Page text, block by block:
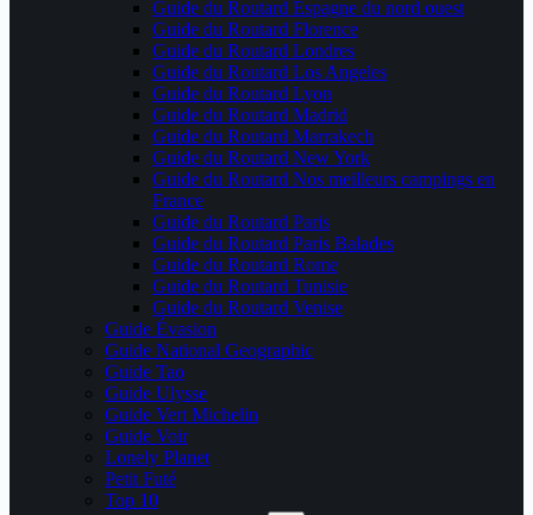
Guide du Routard Espagne du nord ouest
Guide du Routard Florence
Guide du Routard Londres
Guide du Routard Los Angeles
Guide du Routard Lyon
Guide du Routard Madrid
Guide du Routard Marrakech
Guide du Routard New York
Guide du Routard Nos meilleurs campings en
France
Guide du Routard Paris
Guide du Routard Paris Balades
Guide du Routard Rome
Guide du Routard Tunisie
Guide du Routard Venise
Guide Évasion
Guide National Geographic
Guide Tao
Guide Ulysse
Guide Vert Michelin
Guide Voir
Lonely Planet
Petit Futé
Top 10